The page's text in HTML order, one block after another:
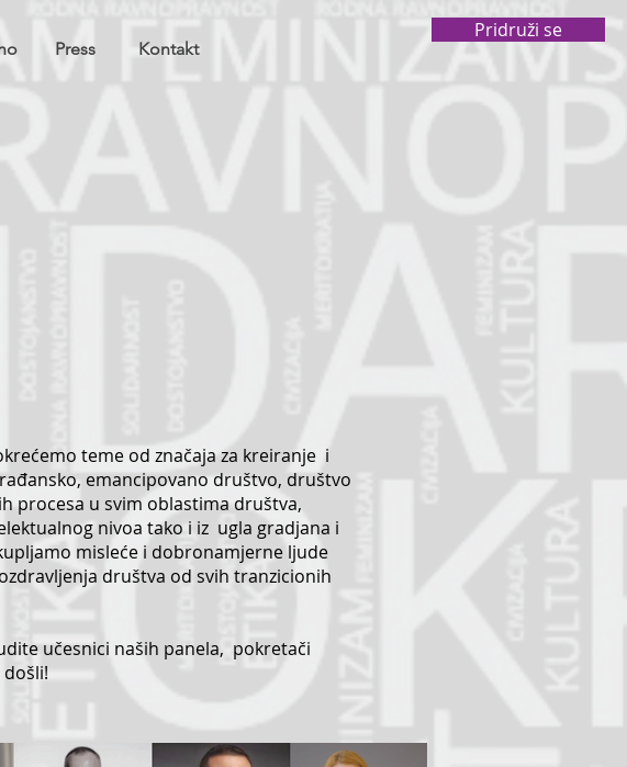
Pridruži se
Press Kontakt
teme od značaja za kreiranje i
emancipovano društvo, društvo
procesa u svim oblastima društva,
nivoa tako i iz ugla gradjana i
misleće i dobronamjerne ljude
društva od svih tranzicionih
učesnici naših panela, pokretači